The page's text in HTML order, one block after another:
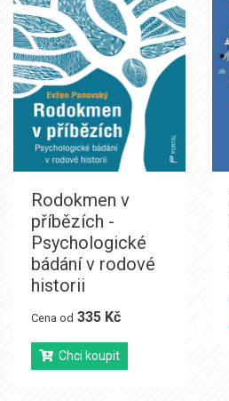
Rodokmen v
příbězích -
Psychologické
bádání v rodové
historii
Cena od 335 Kč
Chci koupit